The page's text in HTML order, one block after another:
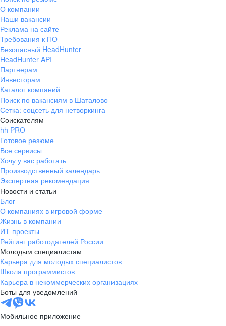
О компании
Наши вакансии
Реклама на сайте
Требования к ПО
Безопасный HeadHunter
HeadHunter API
Партнерам
Инвесторам
Каталог компаний
Поиск по вакансиям в Шаталово
Сетка: соцсеть для нетворкинга
Соискателям
hh PRO
Готовое резюме
Все сервисы
Хочу у вас работать
Производственный календарь
Экспертная рекомендация
Новости и статьи
Блог
О компаниях в игровой форме
Жизнь в компании
ИТ-проекты
Рейтинг работодателей России
Молодым специалистам
Карьера для молодых специалистов
Школа программистов
Карьера в некоммерческих организациях
Боты для уведомлений
Мобильное приложение